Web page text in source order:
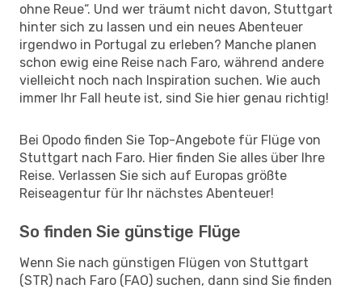
ohne Reue“. Und wer träumt nicht davon, Stuttgart
hinter sich zu lassen und ein neues Abenteuer
irgendwo in Portugal zu erleben? Manche planen
schon ewig eine Reise nach Faro, während andere
vielleicht noch nach Inspiration suchen. Wie auch
immer Ihr Fall heute ist, sind Sie hier genau richtig!
Bei Opodo finden Sie Top-Angebote für Flüge von
Stuttgart nach Faro. Hier finden Sie alles über Ihre
Reise. Verlassen Sie sich auf Europas größte
Reiseagentur für Ihr nächstes Abenteuer!
So finden Sie günstige Flüge
Wenn Sie nach günstigen Flügen von Stuttgart
(STR) nach Faro (FAO) suchen, dann sind Sie finden